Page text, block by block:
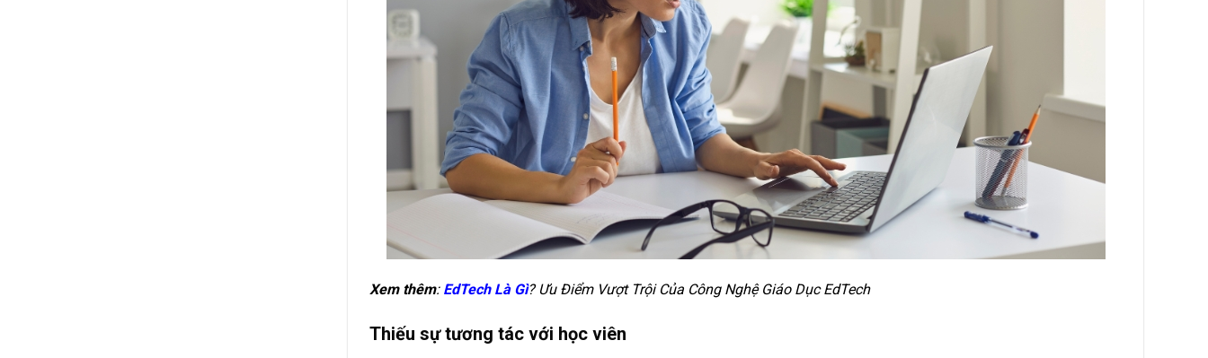
Xem thêm: EdTech Là Gì? Ưu Điểm Vượt Trội Của Công Nghệ Giáo Dục EdTech
Thiếu sự tương tác với học viên